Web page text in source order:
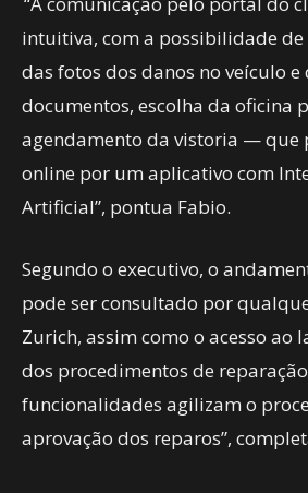
intuitiva, com a possibilidade
das fotos dos danos no veículo e
documentos, escolha da oficina
agendamento da vistoria — que
online por um aplicativo com
Artificial”, pontua Fabio.
Segundo o executivo, o
pode ser consultado por
Zurich, assim como o acesso ao
dos procedimentos de
funcionalidades agilizam o
aprovação dos reparos”,